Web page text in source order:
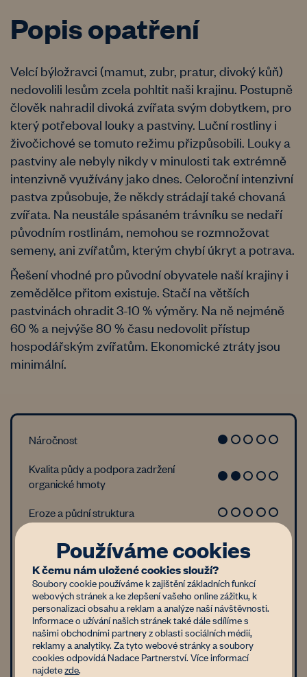
Popis opatření
Velcí býložravci (mamut, zubr, pratur, divoký kůň)
nedovolili lesům zcela pohltit naši krajinu. Postupně
člověk nahradil divoká zvířata svým dobytkem, pro
který potřeboval louky a pastviny. Luční rostliny i
živočichové se tomuto režimu přizpůsobili. Louky a
pastviny ale nebyly nikdy v minulosti tak extrémně
intenzivně využívány jako dnes. Celoroční intenzivní
pastva způsobuje, že někdy strádají také chovaná
zvířata. Na neustále spásaném trávníku se nedaří
původním rostlinám, nemohou se rozmnožovat
semeny, ani zvířatům, kterým chybí úkryt a potrava.
Řešení vhodné pro původní obyvatele naší krajiny i
zemědělce přitom existuje. Stačí na větších
pastvinách ohradit 3-10 % výměry. Na ně nejméně
60 % a nejvýše 80 % času nedovolit přístup
hospodářským zvířatům. Ekonomické ztráty jsou
minimální.
Náročnost
Kvalita půdy a podpora zadržení
organické hmoty
Eroze a půdní struktura
Biodiverzita
Půdní život
Vlastník může reálně požadovat
pokud má
Méně než 1 ha
Používáme cookies
K čemu nám uložené cookies slouží?
Soubory cookie používáme k zajištění základních funkcí
webových stránek a ke zlepšení vašeho online zážitku, k
personalizaci obsahu a reklam a analýze naší návštěvnosti.
Informace o užívání našich stránek také dále sdílíme s
našimi obchodními partnery z oblasti sociálních médií,
reklamy a analytiky. Za tyto webové stránky a soubory
cookies odpovídá Nadace Partnerství. Více informací
najdetezde.